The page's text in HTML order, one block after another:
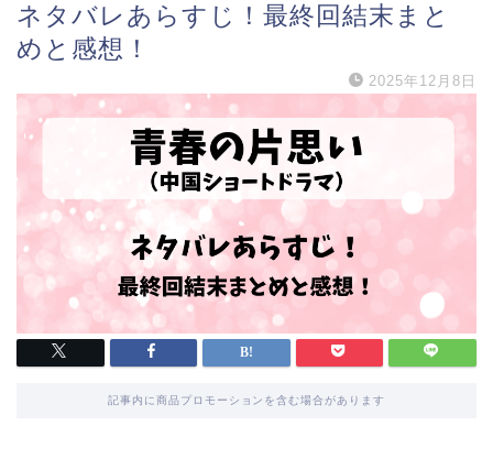
ネタバレあらすじ！最終回結末まと
めと感想！
2025年12月8日
記事内に商品プロモーションを含む場合があります